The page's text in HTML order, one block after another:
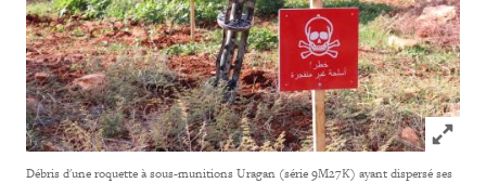
Click to
Débris d'une roquette à sous-munitions Uragan (série 9M27K) ayant dispersé ses